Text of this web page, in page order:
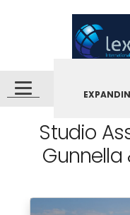
Studio
Gunnella